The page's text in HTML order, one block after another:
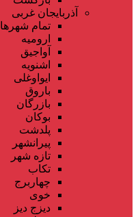
آذربایجان غربی
تمام شهر‌ها
ارومیه
آواجیق
اشنویه
ایواوغلی
باروق
بازرگان
بوکان
پلدشت
پیرانشهر
تازه شهر
تکاب
چهاربرج
خوی
دیزج دیز